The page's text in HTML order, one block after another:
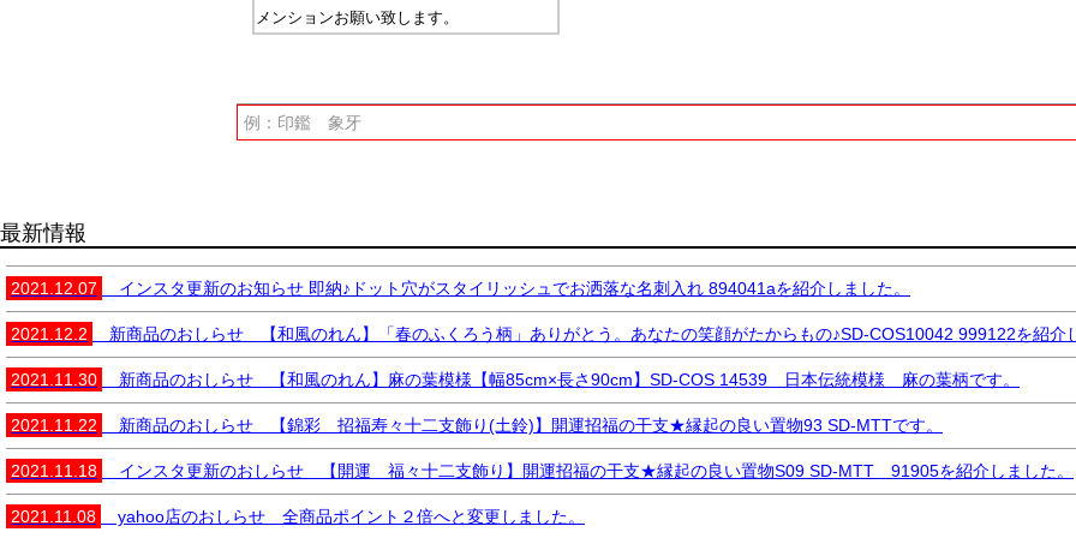
メンションお願い致します。
最新情報
2021.12.07 インスタ更新のお知らせ 即納♪ドット穴がスタイリッシュでお洒落な名刺入れ 894041aを紹介しました。
2021.12.2 新商品のおしらせ 【和風のれん】「春のふくろう柄」ありがとう。あなたの笑顔がたからもの♪SD-COS10042 999122を紹介
2021.11.30 新商品のおしらせ 【和風のれん】麻の葉模様【幅85cm×長さ90cm】SD-COS 14539 日本伝統模様 麻の葉柄です。
2021.11.22 新商品のおしらせ 【錦彩 招福寿々十二支飾り(土鈴)】開運招福の干支★縁起の良い置物93 SD-MTTです。
2021.11.18 インスタ更新のおしらせ 【開運 福々十二支飾り】開運招福の干支★縁起の良い置物S09 SD-MTT 91905を紹介しました。
2021.11.08 yahoo店のおしらせ 全商品ポイント２倍へと変更しました。